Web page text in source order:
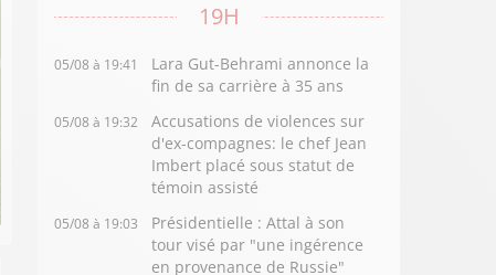
19H
05/08 à 19:41
Lara Gut-Behrami annonce la
fin de sa carrière à 35 ans
05/08 à 19:32
Accusations de violences sur
d'ex-compagnes: le chef Jean
Imbert placé sous statut de
témoin assisté
05/08 à 19:03
Présidentielle : Attal à son
tour visé par "une ingérence
en provenance de Russie"